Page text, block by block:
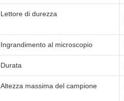
Lettore di durezza
Ingrandimento al microscopio
Durata
Altezza massima del campione